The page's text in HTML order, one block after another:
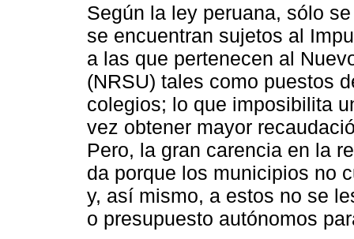
Según la ley peruana, sólo
se encuentran sujetos al
a las que pertenecen al
(NRSU) tales como puestos
colegios; lo que imposibilita
vez obtener mayor
Pero, la gran carencia en la
da porque los municipios no
y, así mismo, a estos no se
o presupuesto autónomos